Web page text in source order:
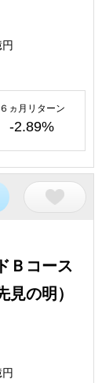
６ヵ月リターン
-2.89%
Ｂコース
見の明）